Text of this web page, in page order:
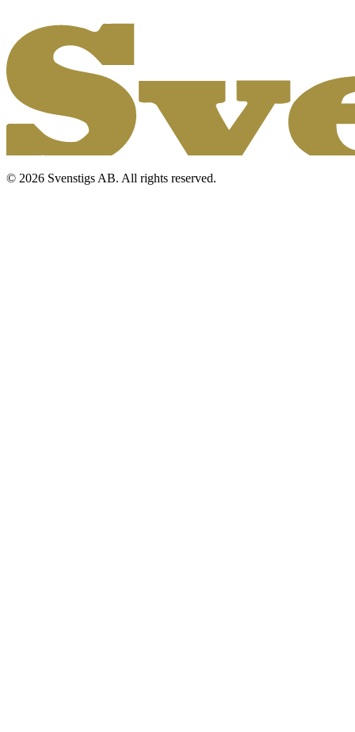
© 2026 Svenstigs AB. All rights reserved.